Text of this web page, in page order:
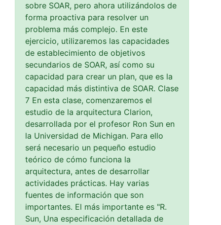
sobre SOAR, pero ahora utilizándolos de
forma proactiva para resolver un
problema más complejo. En este
ejercicio, utilizaremos las capacidades
de establecimiento de objetivos
secundarios de SOAR, así como su
capacidad para crear un plan, que es la
capacidad más distintiva de SOAR. Clase
7 En esta clase, comenzaremos el
estudio de la arquitectura Clarion,
desarrollada por el profesor Ron Sun en
la Universidad de Michigan. Para ello
será necesario un pequeño estudio
teórico de cómo funciona la
arquitectura, antes de desarrollar
actividades prácticas. Hay varias
fuentes de información que son
importantes. El más importante es "R.
Sun, Una especificación detallada de